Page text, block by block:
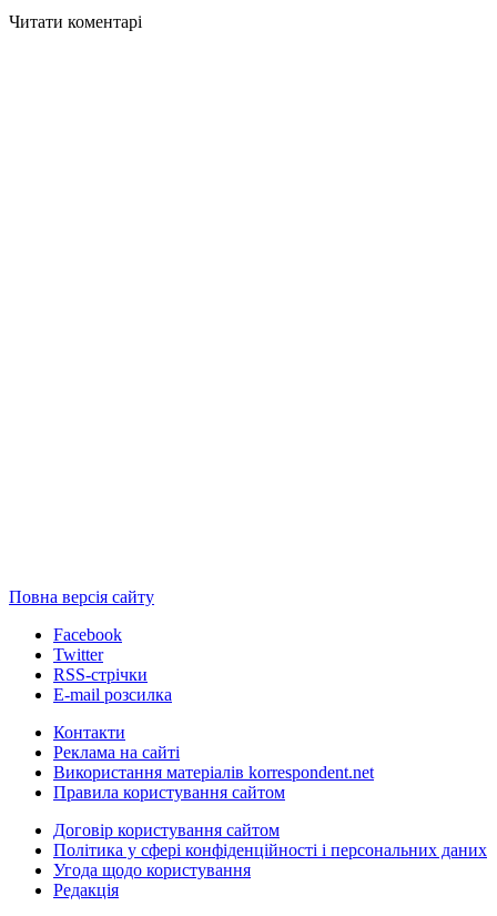
Читати коментарі
Повна версія сайту
Facebook
Twitter
RSS-стрічки
E-mail розсилка
Контакти
Реклама на сайті
Використання матеріалів korrespondent.net
Правила користування сайтом
Договір користування сайтом
Політика у сфері конфіденційності і персональних даних
Угода щодо користування
Редакція